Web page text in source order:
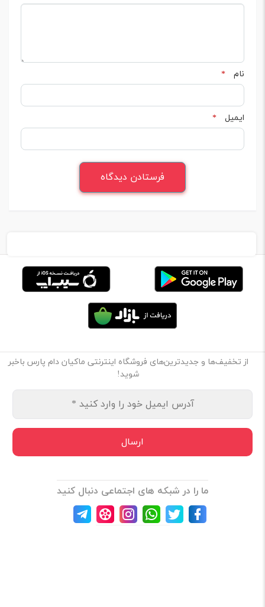
نام *
ایمیل *
از تخفیف‌ها و جدیدترین‌های فروشگاه اینترنتی ماکیان دام پارس باخبر
شوید!
ما را در شبکه های اجتماعی دنبال کنید